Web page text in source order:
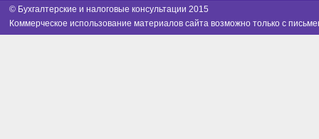
© Бухгалтерские и налоговые консультации 2015
Коммерческое использование материалов сайта возможно только с